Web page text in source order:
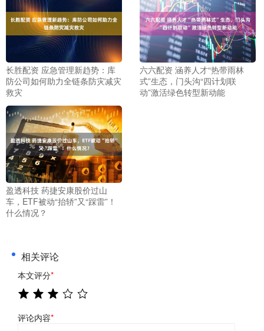
长胜配资 应急管理新趋势：库
防公司如何助力全链条防灾减灾
救灾
六六配资 涵养人才“热带雨林
式”生态，门头沟“四计划联
动”激活绿色转型新动能
盈透科技 药捷安康股价过山
车，ETF被动“抬轿”又“踩雷”！
什么情况？
相关评论
本文评分*
评论内容*